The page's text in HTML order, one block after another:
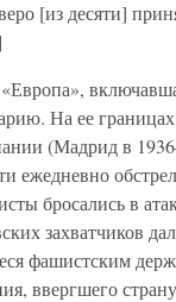
[из десяти]
На ее
(Мадрид в
ежедневно
бросались в
захватчиков
фашистским
ввергшего